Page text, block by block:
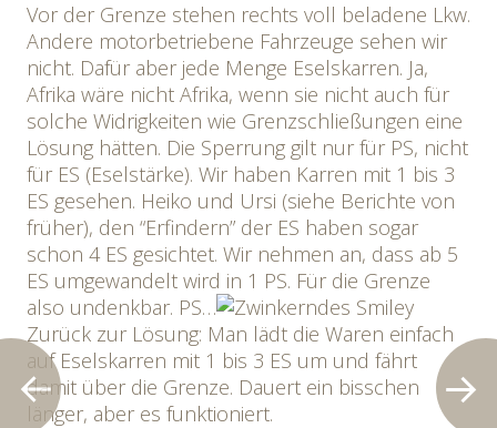
Vor der Grenze stehen rechts voll beladene Lkw.
Andere motorbetriebene Fahrzeuge sehen wir
nicht. Dafür aber jede Menge Eselskarren. Ja,
Afrika wäre nicht Afrika, wenn sie nicht auch für
solche Widrigkeiten wie Grenzschließungen eine
Lösung hätten. Die Sperrung gilt nur für PS, nicht
für ES (Eselstärke). Wir haben Karren mit 1 bis 3
ES gesehen. Heiko und Ursi (siehe Berichte von
früher), den “Erfindern” der ES haben sogar
schon 4 ES gesichtet. Wir nehmen an, dass ab 5
ES umgewandelt wird in 1 PS. Für die Grenze
also undenkbar. PS…
Zurück zur Lösung: Man lädt die Waren einfach
auf Eselskarren mit 1 bis 3 ES um und fährt
damit über die Grenze. Dauert ein bisschen
länger, aber es funktioniert.